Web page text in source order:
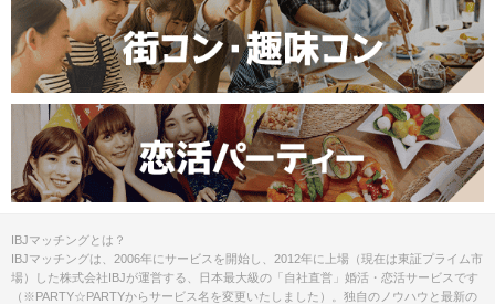
IBJマッチングとは？
IBJマッチングは、2006年にサービスを開始し、2012年に上場（現在は東証プライム市
場）した株式会社IBJが運営する、日本最大級の「自社直営」婚活・恋活サービスです
（※PARTY☆PARTYからサービス名を変更いたしました）。独自のノウハウと最新の